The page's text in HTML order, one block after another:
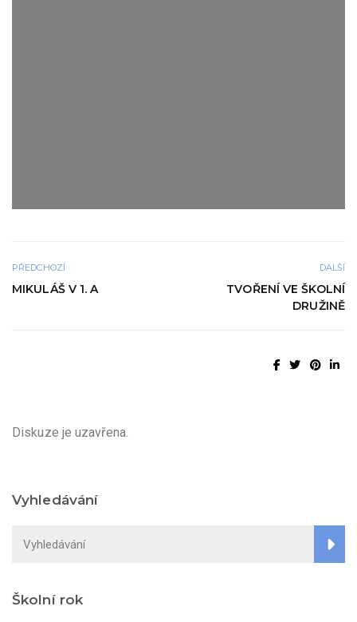
PŘEDCHOZÍ
MIKULÁŠ V 1. A
DALŠÍ
TVOŘENÍ VE ŠKOLNÍ
DRUŽINĚ
Diskuze je uzavřena.
Vyhledávání
Školní rok